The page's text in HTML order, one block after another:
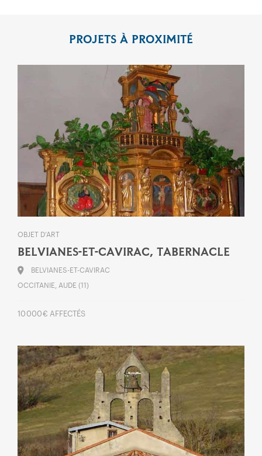
PROJETS À PROXIMITÉ
OBJET D’ART
BELVIANES-ET-CAVIRAC, TABERNACLE
BELVIANES-ET-CAVIRAC
OCCITANIE, AUDE (11)
10 000 € AFFECTÉS